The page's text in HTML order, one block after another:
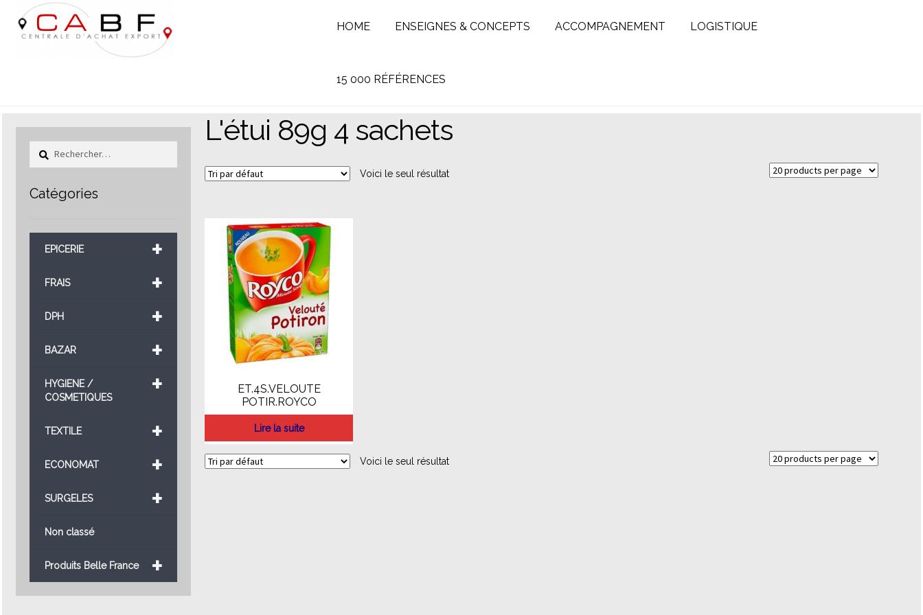
Aller
à
la
Aller
au
contenu
HOME ENSEIGNES & CONCEPTS ACCOMPAGNEMENT LOGISTIQUE
15 000 RÉFÉRENCES
L'étui 89g 4 sachets
Voici le seul résultat
ET.4S.VELOUTE
POTIR.ROYCO
Lire la suite
Voici le seul résultat
Rechercher :
Catégories
+
EPICERIE
+
FRAIS
+
DPH
+
BAZAR
+
HYGIENE /
COSMETIQUES
+
TEXTILE
+
ECONOMAT
+
SURGELES
Non classé
+
Produits Belle France